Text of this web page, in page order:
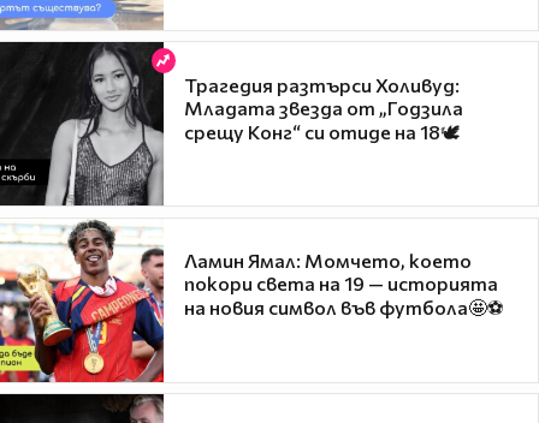
Трагедия разтърси Холивуд:
Младата звезда от „Годзила
срещу Конг“ си отиде на 18🕊️
Ламин Ямал: Момчето, което
покори света на 19 — историята
на новия символ във футбола🤩⚽